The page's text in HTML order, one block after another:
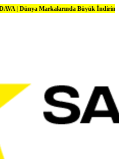
Büyük İndirimler